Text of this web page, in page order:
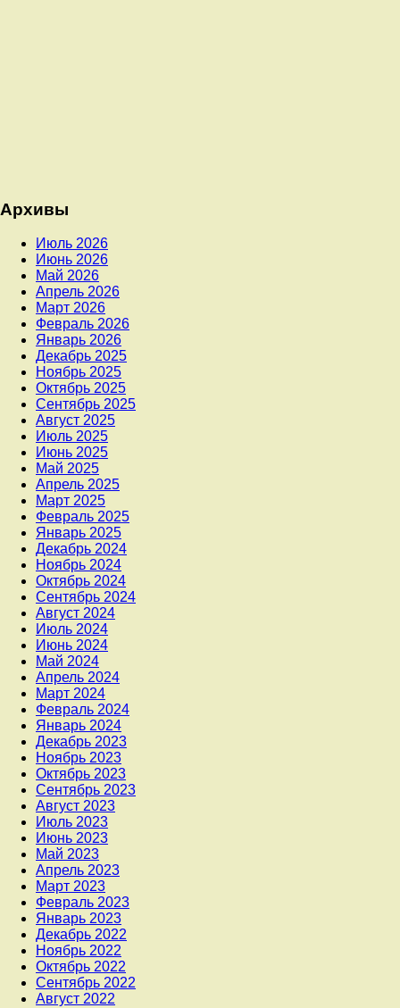
Архивы
Июль 2026
Июнь 2026
Май 2026
Апрель 2026
Март 2026
Февраль 2026
Январь 2026
Декабрь 2025
Ноябрь 2025
Октябрь 2025
Сентябрь 2025
Август 2025
Июль 2025
Июнь 2025
Май 2025
Апрель 2025
Март 2025
Февраль 2025
Январь 2025
Декабрь 2024
Ноябрь 2024
Октябрь 2024
Сентябрь 2024
Август 2024
Июль 2024
Июнь 2024
Май 2024
Апрель 2024
Март 2024
Февраль 2024
Январь 2024
Декабрь 2023
Ноябрь 2023
Октябрь 2023
Сентябрь 2023
Август 2023
Июль 2023
Июнь 2023
Май 2023
Апрель 2023
Март 2023
Февраль 2023
Январь 2023
Декабрь 2022
Ноябрь 2022
Октябрь 2022
Сентябрь 2022
Август 2022